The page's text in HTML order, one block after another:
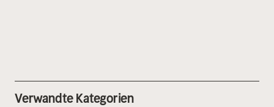
Verwandte Kategorien